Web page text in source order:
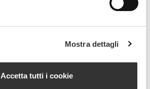
Mostra dettagli
Accetta tutti i cookie